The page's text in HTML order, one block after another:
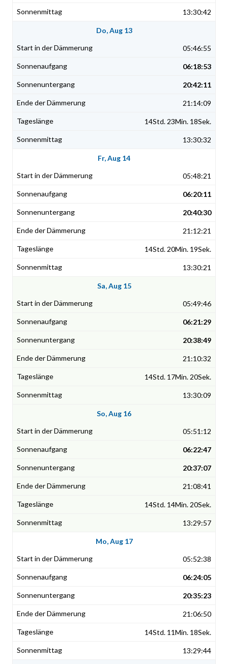
13:30:42
Do, Aug 13
05:46:55
06:18:53
20:42:11
21:14:09
14Std. 23Min. 18Sek.
13:30:32
Fr, Aug 14
05:48:21
06:20:11
20:40:30
21:12:21
14Std. 20Min. 19Sek.
13:30:21
Sa, Aug 15
05:49:46
06:21:29
20:38:49
21:10:32
14Std. 17Min. 20Sek.
13:30:09
So, Aug 16
05:51:12
06:22:47
20:37:07
21:08:41
14Std. 14Min. 20Sek.
13:29:57
Mo, Aug 17
05:52:38
06:24:05
20:35:23
21:06:50
14Std. 11Min. 18Sek.
13:29:44